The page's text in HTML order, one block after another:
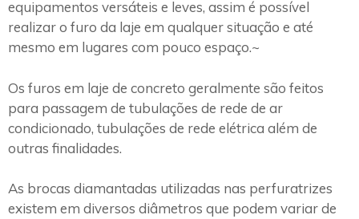
equipamentos versáteis e leves, assim é possível
realizar o furo da laje em qualquer situação e até
mesmo em lugares com pouco espaço.~
Os furos em laje de concreto geralmente são feitos
para passagem de tubulações de rede de ar
condicionado, tubulações de rede elétrica além de
outras finalidades.
As brocas diamantadas utilizadas nas perfuratrizes
existem em diversos diâmetros que podem variar de